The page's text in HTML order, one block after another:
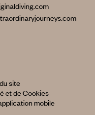
site
et de Cookies
mobile